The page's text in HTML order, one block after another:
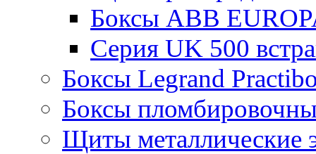
Боксы ABB
Серия UK 500
Боксы Legrand
Боксы
Щиты металлические